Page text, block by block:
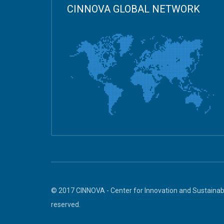
CINNOVA GLOBAL NETWORK
© 2017 CINNOVA - Center for Innovation and
reserved.